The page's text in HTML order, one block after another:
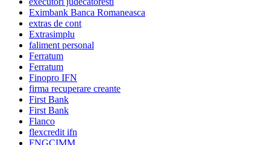
Eximbank Banca Romaneasca
extras de cont
Extrasimplu
faliment personal
Ferratum
Ferratum
Finopro IFN
firma recuperare creante
First Bank
First Bank
Flanco
flexcredit ifn